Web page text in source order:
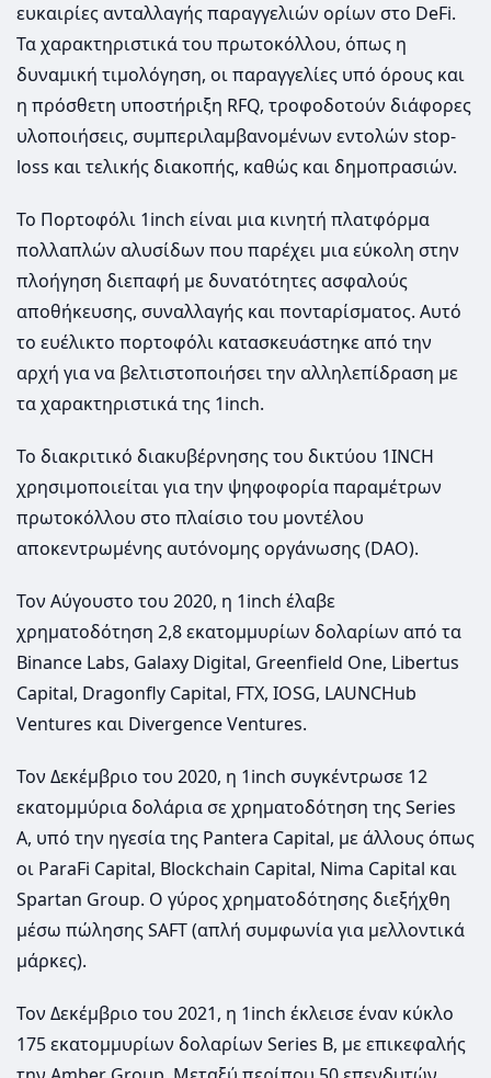
ευκαιρίες ανταλλαγής παραγγελιών ορίων στο DeFi.
Τα χαρακτηριστικά του πρωτοκόλλου, όπως η
δυναμική τιμολόγηση, οι παραγγελίες υπό όρους και
η πρόσθετη υποστήριξη RFQ, τροφοδοτούν διάφορες
υλοποιήσεις, συμπεριλαμβανομένων εντολών stop-
loss και τελικής διακοπής, καθώς και δημοπρασιών.
Το Πορτοφόλι 1inch είναι μια κινητή πλατφόρμα
πολλαπλών αλυσίδων που παρέχει μια εύκολη στην
πλοήγηση διεπαφή με δυνατότητες ασφαλούς
αποθήκευσης, συναλλαγής και πονταρίσματος. Αυτό
το ευέλικτο πορτοφόλι κατασκευάστηκε από την
αρχή για να βελτιστοποιήσει την αλληλεπίδραση με
τα χαρακτηριστικά της 1inch.
Το διακριτικό διακυβέρνησης του δικτύου 1INCH
χρησιμοποιείται για την ψηφοφορία παραμέτρων
πρωτοκόλλου στο πλαίσιο του μοντέλου
αποκεντρωμένης αυτόνομης οργάνωσης (DAO).
Τον Αύγουστο του 2020, η 1inch έλαβε
χρηματοδότηση 2,8 εκατομμυρίων δολαρίων από τα
Binance Labs, Galaxy Digital, Greenfield One, Libertus
Capital, Dragonfly Capital, FTX, IOSG, LAUNCHub
Ventures και Divergence Ventures.
Τον Δεκέμβριο του 2020, η 1inch συγκέντρωσε 12
εκατομμύρια δολάρια σε χρηματοδότηση της Series
A, υπό την ηγεσία της Pantera Capital, με άλλους όπως
οι ParaFi Capital, Blockchain Capital, Nima Capital και
Spartan Group. Ο γύρος χρηματοδότησης διεξήχθη
μέσω πώλησης SAFT (απλή συμφωνία για μελλοντικά
μάρκες).
Τον Δεκέμβριο του 2021, η 1inch έκλεισε έναν κύκλο
175 εκατομμυρίων δολαρίων Series B, με επικεφαλής